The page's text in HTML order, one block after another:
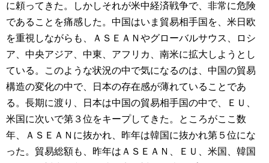
に頼ってきた。しかしそれが米中経済戦争で、非常に危険
であることを痛感した。中国はいま貿易相手国を、米日欧
を重視しながらも、ＡＳＥＡＮやグローバルサウス、ロシ
ア、中央アジア、中東、アフリカ、南米に拡大しようとし
ている。このような状況の中で気になるのは、中国の貿易
構造の変化の中で、日本の存在感が薄れていることであ
る。長期に渡り、日本は中国の貿易相手国の中で、ＥＵ、
米国に次いで第３位をキープしてきた。ところがここ数
年、ＡＳＥＡＮに抜かれ、昨年は韓国に抜かれ第５位にな
った。貿易総額も、昨年はＡＳＥＡＮ、ＥＵ、米国、韓国